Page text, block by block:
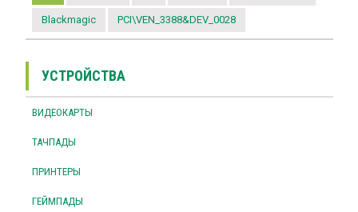
Blackmagic PCI\VEN_3388&DEV_0028
УСТРОЙСТВА
ВИДЕОКАРТЫ
ТАЧПАДЫ
ПРИНТЕРЫ
ГЕЙМПАДЫ